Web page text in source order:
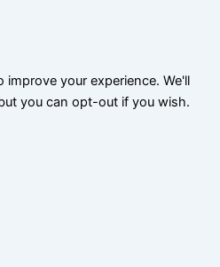
your experience. We'll
you can opt-out if you wish.